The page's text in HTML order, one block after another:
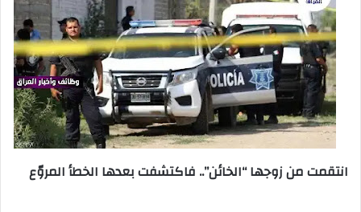
انتقمت من زوجها “الخائن”.. فاكتشفت بعدها الخطأ المروّع